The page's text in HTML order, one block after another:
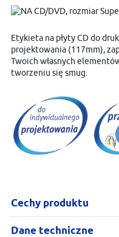
Etykieta na płyty CD do
projektowania (117mm),
Twoich własnych
tworzeniu się smug.
Cechy produktu
Dane techniczne